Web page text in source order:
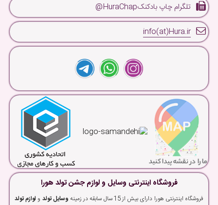
تلگرام چاپ بادکنکHuraChap@
info(at)Hura.ir
فروشگاه اینترنتی وسایل و لوازم جشن تولد هورا
فروشگاه اینترنتی هورا دارای بیش از 15 سال سابقه در زمینه وسایل تولد و لوازم تولد